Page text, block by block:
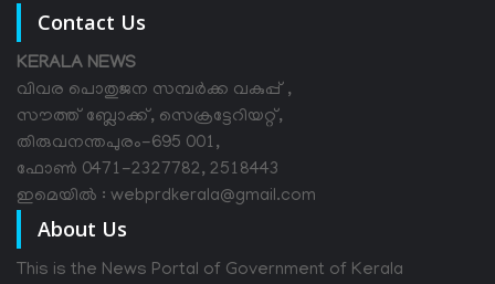
Contact Us
KERALA NEWS
വിവര പൊതുജന സമ്പര്‍ക്ക വകുപ്പ് ,
സൗത്ത് ബ്ലോക്ക്, സെക്രട്ടേറിയറ്റ്,
തിരുവനന്തപുരം-695 001,
ഫോൺ 0471-2327782, 2518443
ഇമെയിൽ : webprdkerala@gmail.com
About Us
This is the News Portal of Government of Kerala